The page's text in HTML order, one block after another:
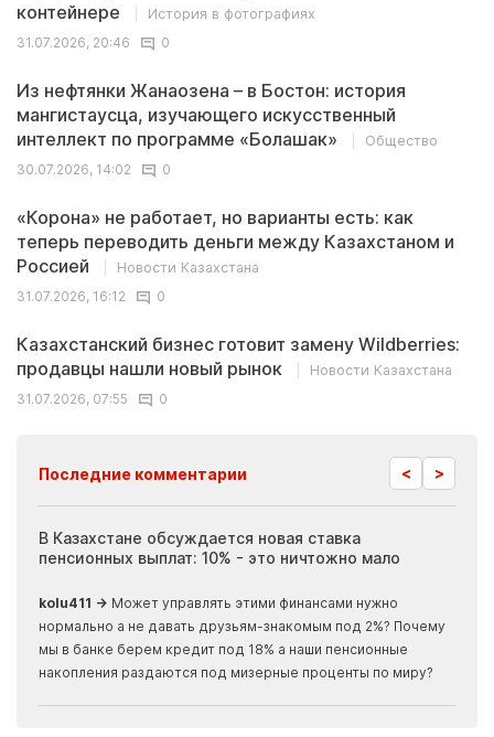
контейнере
История в фотографиях
31.07.2026, 20:46
0
Из нефтянки Жанаозена – в Бостон: история
мангистаусца, изучающего искусственный
интеллект по программе «Болашак»
Общество
30.07.2026, 14:02
0
«Корона» не работает, но варианты есть: как
теперь переводить деньги между Казахстаном и
Россией
Новости Казахстана
31.07.2026, 16:12
0
Казахстанский бизнес готовит замену Wildberries:
продавцы нашли новый рынок
Новости Казахстана
31.07.2026, 07:55
0
Последние комментарии < >
В Казахстане обсуждается новая ставка
пенсионных выплат: 10% - это ничтожно мало
kolu411 → Может управлять этими финансами нужно
нормально а не давать друзьям-знакомым под 2%? Почему
мы в банке берем кредит под 18% а наши пенсионные
накопления раздаются под мизерные проценты по миру?